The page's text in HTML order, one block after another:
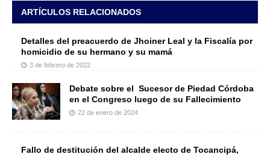
ARTÍCULOS RELACIONADOS
Detalles del preacuerdo de Jhoiner Leal y la Fiscalía por
homicidio de su hermano y su mamá
3 de febrero de 2022
Debate sobre el Sucesor de Piedad Córdoba
en el Congreso luego de su Fallecimiento
22 de enero de 2024
Fallo de destitución del alcalde electo de Tocancipá,